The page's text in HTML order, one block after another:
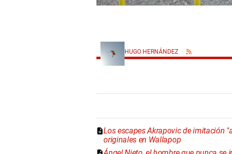
HUGO HERNÁNDEZ
Los escapes Akrapovic de imitación
originales en Wallapop